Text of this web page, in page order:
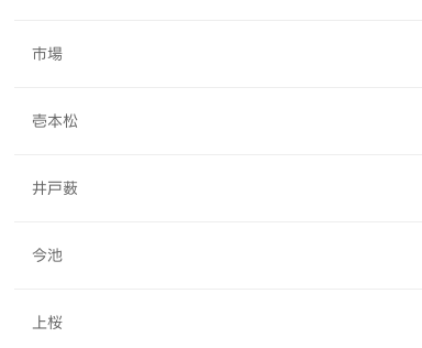
市場
壱本松
井戸薮
今池
上桜